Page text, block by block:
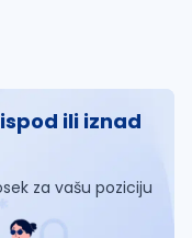
ili iznad
za vašu poziciju